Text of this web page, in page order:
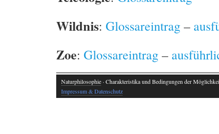
Wildnis: Glossareintrag –
Zoe: Glossareintrag –
Naturphilosophie · Charakteristika und Bedingungen der
Impressum & Datenschutz